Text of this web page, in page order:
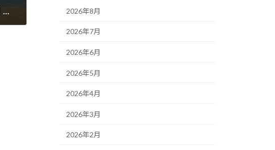
丁寧なご対応ありがとうございます。｜訪問ペット火葬・葬儀MAHALOのお客様のお声 2026年8月
2026年7月
2026年6月
2026年5月
2026年4月
2026年3月
2026年2月